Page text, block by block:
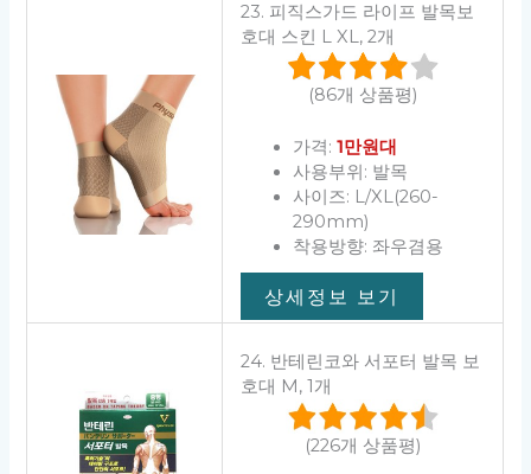
23. 피직스가드 라이프 발목보
호대 스킨 L XL, 2개
(86개 상품평)
가격: 1만원대
사용부위: 발목
사이즈: L/XL(260-
290mm)
착용방향: 좌우겸용
상세정보 보기
24. 반테린코와 서포터 발목 보
호대 M, 1개
(226개 상품평)